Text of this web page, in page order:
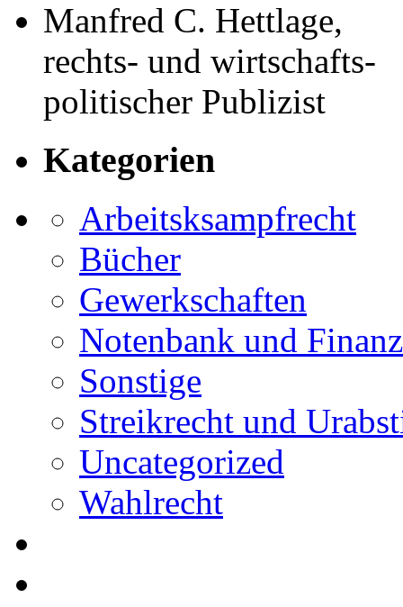
Manfred C. Hettlage,
rechts- und wirtschafts-
politischer Publizist
Kategorien
Arbeitsksampfrecht
Bücher
Gewerkschaften
Notenbank und
Sonstige
Streikrecht und
Uncategorized
Wahlrecht